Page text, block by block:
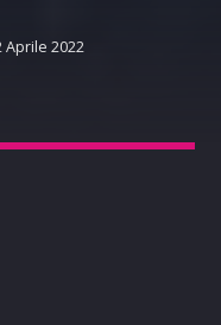
Aprile 2022